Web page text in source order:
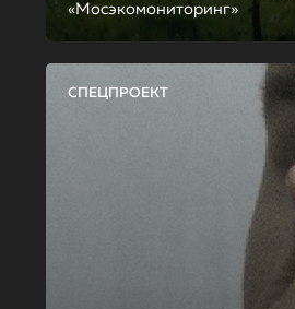
«Мосэкомониторинг»
СПЕЦПРОЕКТ